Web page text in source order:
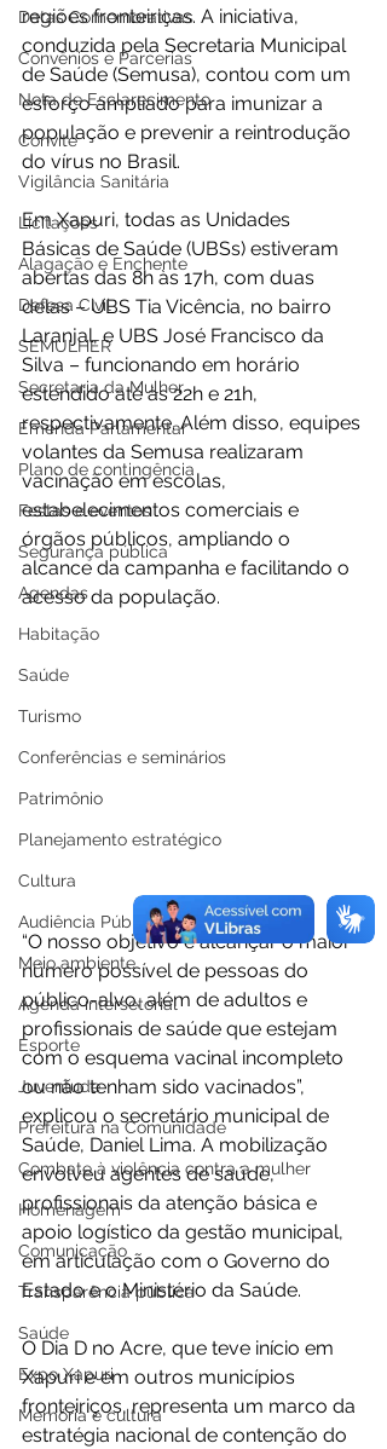
Datas Comemorativas
Convênios e Parcerias
Nota de Esclarecimento
Convite
Vigilância Sanitária
Licitações
Alagação e Enchente
Defesa Civil
SEMULHER
Secretaria da Mulher
Emenda Parlamentar
Plano de contingência
Festas e eventos
Segurança pública
Agendas
Habitação
Saúde
Turismo
Conferências e seminários
Patrimônio
Planejamento estratégico
Cultura
Audiência Pública
Meio ambiente
Agenda intersetorial
Esporte
Juventude
Prefeitura na Comunidade
Combate à violência contra a mulher
Homenagem
Comunicação
Transparência pública
Saúde
Expo Xapuri
Memória e cultura
regiões fronteiriças. A iniciativa,
conduzida pela Secretaria Municipal
de Saúde (Semusa), contou com um
esforço ampliado para imunizar a
população e prevenir a reintrodução
do vírus no Brasil.
Em Xapuri, todas as Unidades
Básicas de Saúde (UBSs) estiveram
abertas das 8h às 17h, com duas
delas – UBS Tia Vicência, no bairro
Laranjal, e UBS José Francisco da
Silva – funcionando em horário
estendido até às 22h e 21h,
respectivamente. Além disso, equipes
volantes da Semusa realizaram
vacinação em escolas,
estabelecimentos comerciais e
órgãos públicos, ampliando o
alcance da campanha e facilitando o
acesso da população.
“O nosso objetivo é alcançar o maior
número possível de pessoas do
público-alvo, além de adultos e
profissionais de saúde que estejam
com o esquema vacinal incompleto
ou não tenham sido vacinados”,
explicou o secretário municipal de
Saúde, Daniel Lima. A mobilização
envolveu agentes de saúde,
profissionais da atenção básica e
apoio logístico da gestão municipal,
em articulação com o Governo do
Estado e o Ministério da Saúde.
O Dia D no Acre, que teve início em
Xapuri e em outros municípios
fronteiriços, representa um marco da
estratégia nacional de contenção do